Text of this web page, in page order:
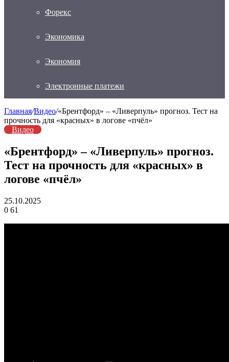
Форекс
Экономика
Экономия
Электронные платежи
Главная/Видео/«Брентфорд» – «Ливерпуль» прогноз. Тест на
прочность для «красных» в логове «пчёл»
Видео
«Брентфорд» – «Ливерпуль» прогноз.
Тест на прочность для «красных» в
логове «пчёл»
25.10.2025
0 61